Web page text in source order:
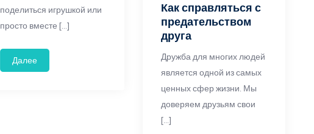
поделиться игрушкой или
просто вместе […]
Далее
Как справляться с
предательством
друга
Дружба для многих людей
является одной из самых
ценных сфер жизни. Мы
доверяем друзьям свои
[…]